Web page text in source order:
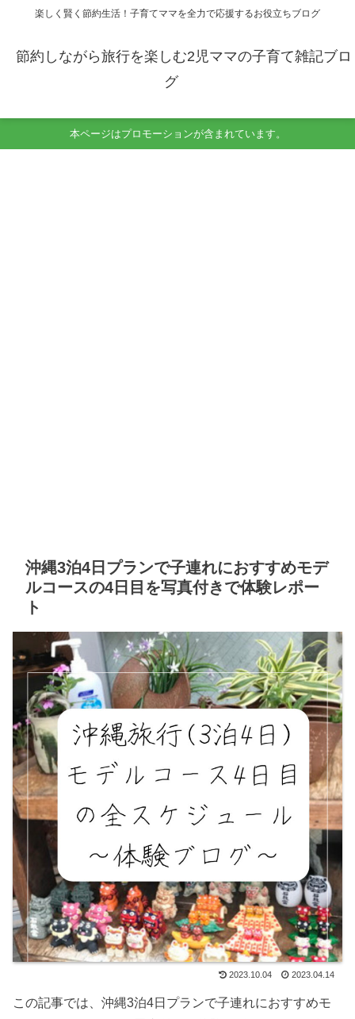
楽しく賢く節約生活！子育てママを全力で応援するお役立ちブログ
節約しながら旅行を楽しむ2児ママの子育て雑記ブロ
グ
本ページはプロモーションが含まれています。
沖縄3泊4日プランで子連れにおすすめモデ
ルコースの4日目を写真付きで体験レポー
ト
2023.10.04 2023.04.14
この記事では、沖縄3泊4日プランで子連れにおすすめモ